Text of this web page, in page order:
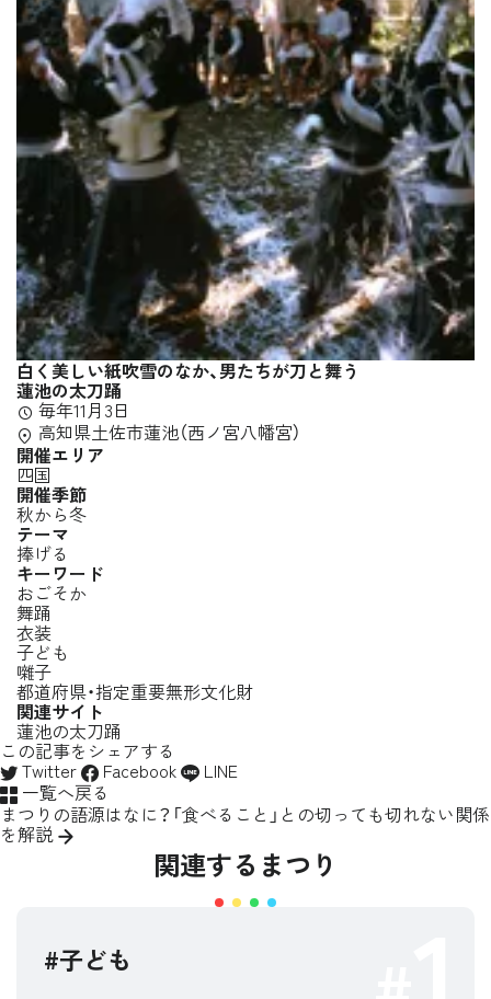
白く美しい紙吹雪のなか、男たちが刀と舞う
蓮池の太刀踊
毎年11月3日
高知県土佐市蓮池（西ノ宮八幡宮）
開催エリア
四国
開催季節
秋から冬
テーマ
捧げる
キーワード
おごそか
舞踊
衣装
子ども
囃子
都道府県・指定重要無形文化財
関連サイト
蓮池の太刀踊
この記事をシェアする
Twitter Facebook
LINE
一覧へ戻る
まつりの語源はなに？「食べること」との切っても切れない関係
を解説
関連するまつり
#子ども